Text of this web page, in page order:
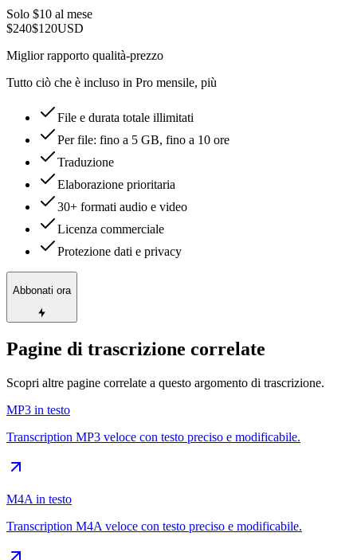
Solo $10 al mese
$240$120USD
Miglior rapporto qualità-prezzo
Tutto ciò che è incluso in Pro mensile, più
File e durata totale illimitati
Per file: fino a 5 GB, fino a 10 ore
Traduzione
Elaborazione prioritaria
30+ formati audio e video
Licenza commerciale
Protezione dati e privacy
Abbonati ora
Pagine di trascrizione correlate
Scopri altre pagine correlate a questo argomento di trascrizione.
MP3 in testo
Transcription MP3 veloce con testo preciso e modificabile.
M4A in testo
Transcription M4A veloce con testo preciso e modificabile.